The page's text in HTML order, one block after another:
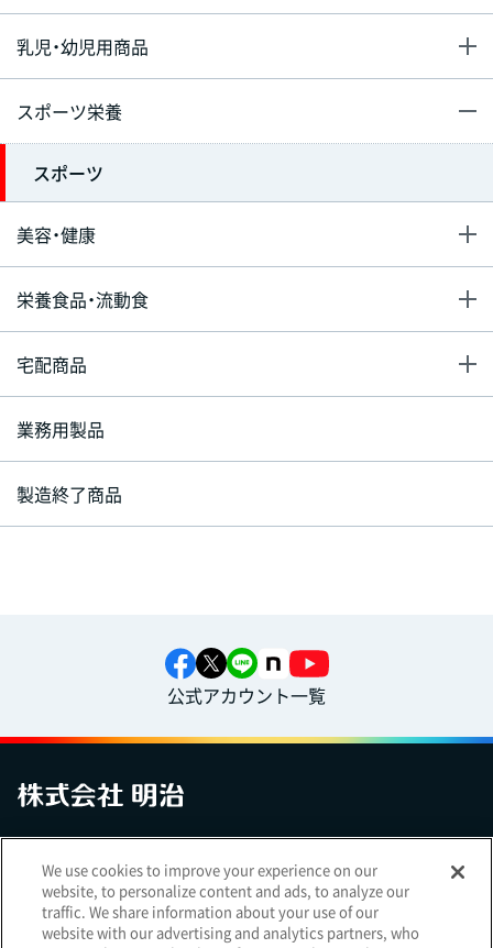
乳児・幼児用商品
スポーツ栄養
スポーツ
美容・健康
栄養食品・流動食
宅配商品
業務用製品
製造終了商品
公式アカウント一覧
アクセシビリティへの対応方針ご利用規約明治グループのDX
Cookie Settings
We use cookies to improve your experience on our
website, to personalize content and ads, to analyze our
traffic. We share information about your use of our
website with our advertising and analytics partners, who